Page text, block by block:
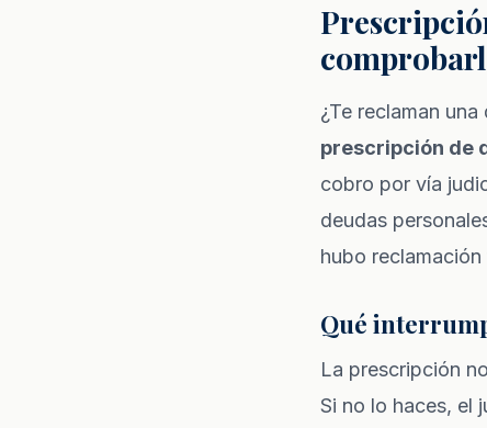
¿Te reclaman
prescripción de
cobro por vía
deudas
hubo
Qué
La prescripción
Si no lo haces, el